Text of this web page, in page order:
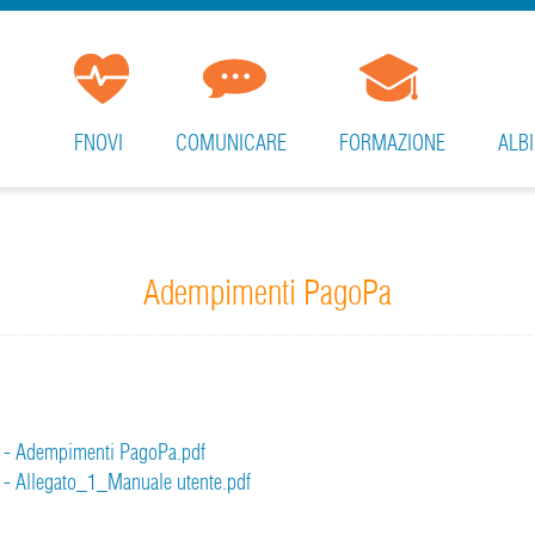
FNOVI COMUNICARE FORMAZIONE
Adempimenti PagoPa
Adempimenti PagoPa.pdf
Allegato_1_Manuale utente.pdf